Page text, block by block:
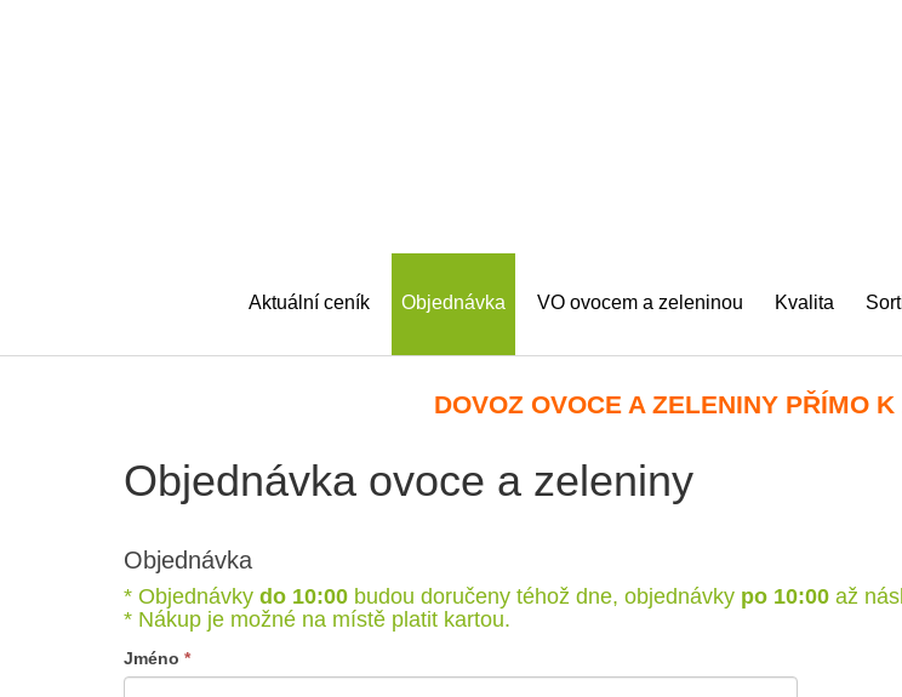
Aktuální ceník Objednávka VO ovocem a zeleninou Kvalita
DOVOZ OVOCE A ZELENINY PŘÍMO
Objednávka ovoce a zeleniny
Objednávka
Objednávka
* Objednávky do 10:00 budou doručeny téhož dne, objednávky po 10:00 až
* Nákup je možné na místě platit kartou.
If
you
Jméno *